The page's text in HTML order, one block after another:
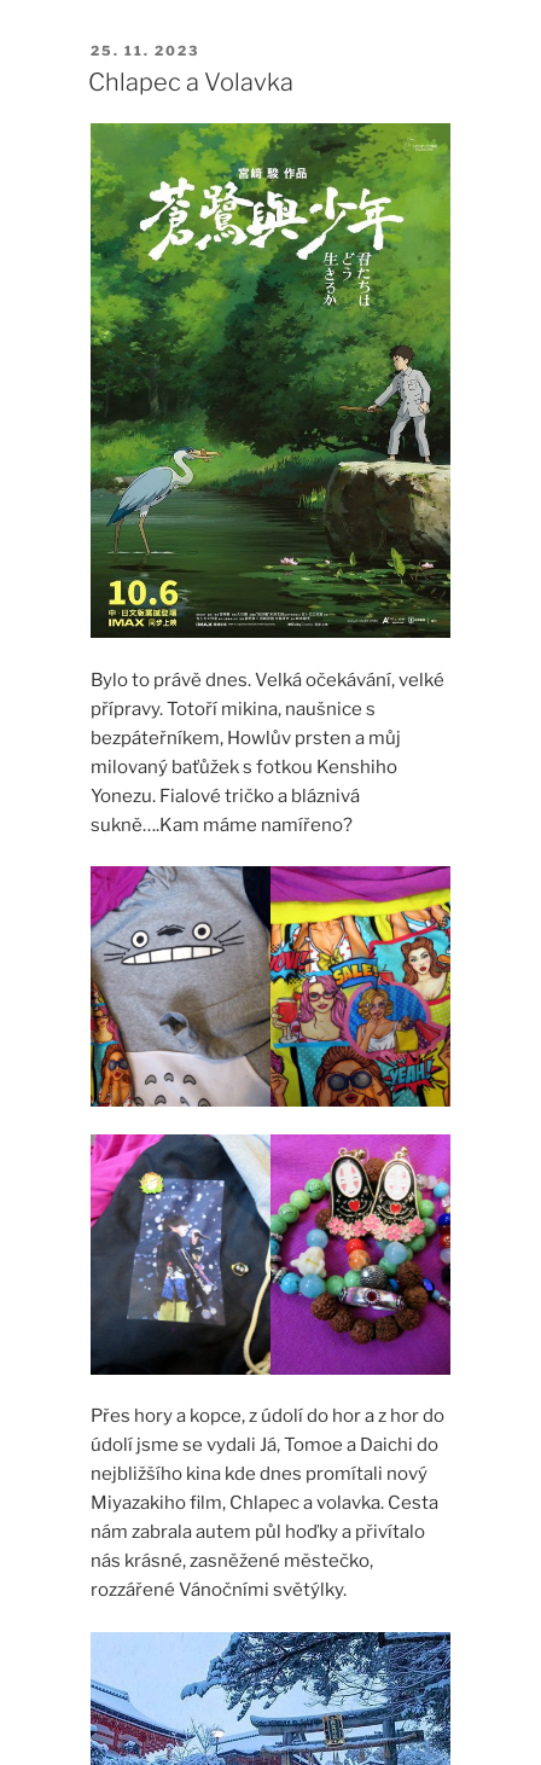
PUBLIKOVÁNO
25. 11. 2023
Chlapec a Volavka
Bylo to právě dnes. Velká očekávání, velké
přípravy. Totoří mikina, naušnice s
bezpáteřníkem, Howlův prsten a můj
milovaný baťůžek s fotkou Kenshiho
Yonezu. Fialové tričko a bláznivá
sukně….Kam máme namířeno?
Přes hory a kopce, z údolí do hor a z hor do
údolí jsme se vydali Já, Tomoe a Daichi do
nejbližšího kina kde dnes promítali nový
Miyazakiho film, Chlapec a volavka. Cesta
nám zabrala autem půl hoďky a přivítalo
nás krásné, zasněžené městečko,
rozzářené Vánočními světýlky.